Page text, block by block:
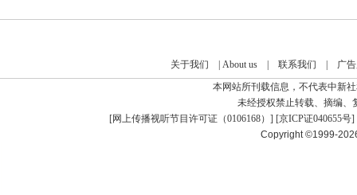
关于我们 About us| 联系我们
广
本网站所刊载信息，不代表中新
未经授权禁止转载、摘编、
[网上传播视听节目许可证（0106168） ] [京ICP证040655号]
Copyright ©1999-